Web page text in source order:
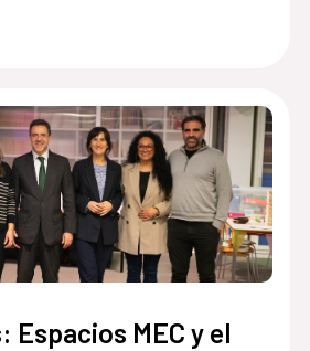
Espacios MEC y el